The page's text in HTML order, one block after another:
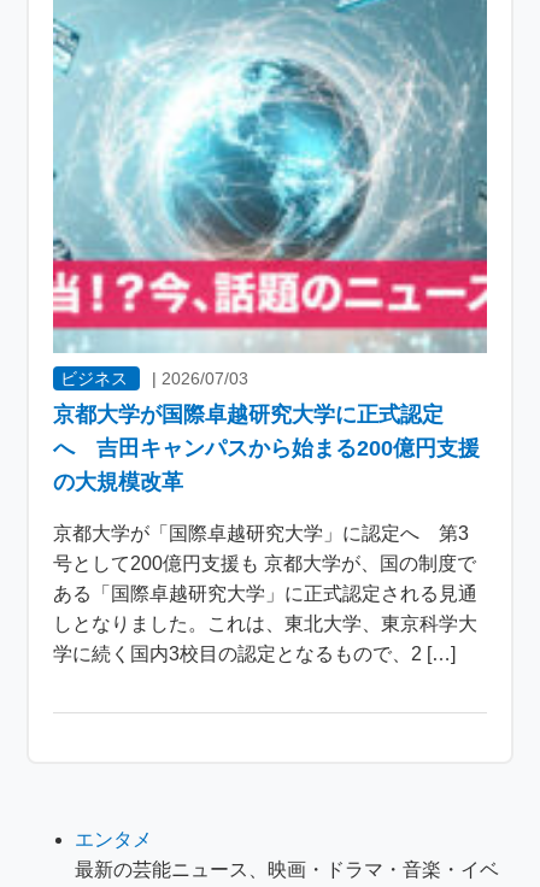
ビジネス | 2026/07/03
京都大学が国際卓越研究大学に正式認定
へ 吉田キャンパスから始まる200億円支援
の大規模改革
京都大学が「国際卓越研究大学」に認定へ 第3
号として200億円支援も 京都大学が、国の制度で
ある「国際卓越研究大学」に正式認定される見通
しとなりました。これは、東北大学、東京科学大
学に続く国内3校目の認定となるもので、2 […]
エンタメ
最新の芸能ニュース、映画・ドラマ・音楽・イベ